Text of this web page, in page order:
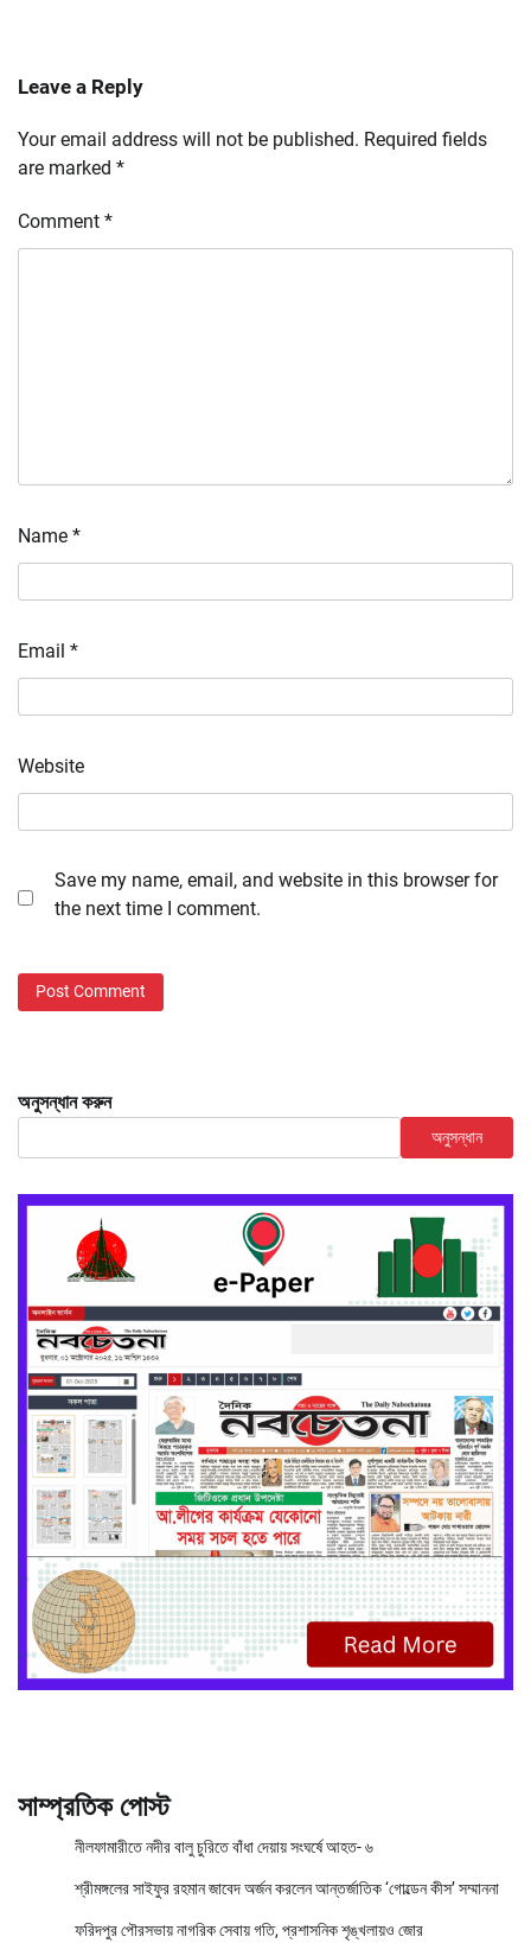
Leave a Reply
Your email address will not be published. Required fields
are marked *
Comment *
Name *
Email *
Website
Save my name, email, and website in this browser for
the next time I comment.
অনুসন্ধান করুন
অনুসন্ধান
সাম্প্রতিক পোস্ট
নীলফামারীতে নদীর বালু চুরিতে বাঁধা দেয়ায় সংঘর্ষে আহত- ৬
শ্রীমঙ্গলের সাইফুর রহমান জাবেদ অর্জন করলেন আন্তর্জাতিক ‘গোল্ডেন কীস’ সম্মাননা
ফরিদপুর পৌরসভায় নাগরিক সেবায় গতি, প্রশাসনিক শৃঙ্খলায়ও জোর